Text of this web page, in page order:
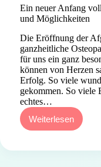
Ein neuer Anfang
und Möglichkeiten
Die Eröffnung der
ganzheitliche
für uns ein ganz
können von Herzen
Erfolg. So viele
gekommen. So viele
echtes…
Weiterlesen
Ein
neuer
voller